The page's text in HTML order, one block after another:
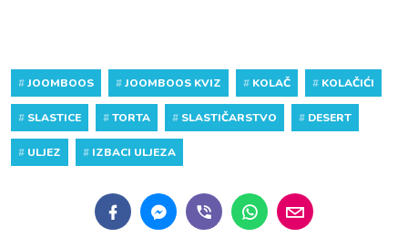
#JOOMBOOS #JOOMBOOS KVIZ # KOLAČ # KOLAČIĆI
# SLASTICE #TORTA # SLASTIČARSTVO # DESERT
# ULJEZ # IZBACI ULJEZA